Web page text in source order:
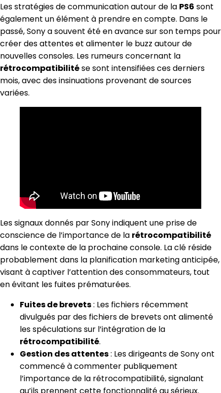
Les stratégies de communication autour de la PS6 sont
également un élément à prendre en compte. Dans le
passé, Sony a souvent été en avance sur son temps pour
créer des attentes et alimenter le buzz autour de
nouvelles consoles. Les rumeurs concernant la
rétrocompatibilitése sont intensifiées ces derniers
mois, avec des insinuations provenant de sources
variées.
Les signaux donnés par Sony indiquent une prise de
conscience de l’importance de la rétrocompatibilité
dans le contexte de la prochaine console. La clé réside
probablement dans la planification marketing anticipée,
visant à captiver l’attention des consommateurs, tout
en évitant les fuites prématurées.
Fuites de brevets: Les fichiers récemment
divulgués par des fichiers de brevets ont alimenté
les spéculations sur l’intégration de la
rétrocompatibilité.
Gestion des attentes: Les dirigeants de Sony ont
commencé à commenter publiquement
l’importance de la rétrocompatibilité, signalant
qu’ils prennent cette fonctionnalité au sérieux.